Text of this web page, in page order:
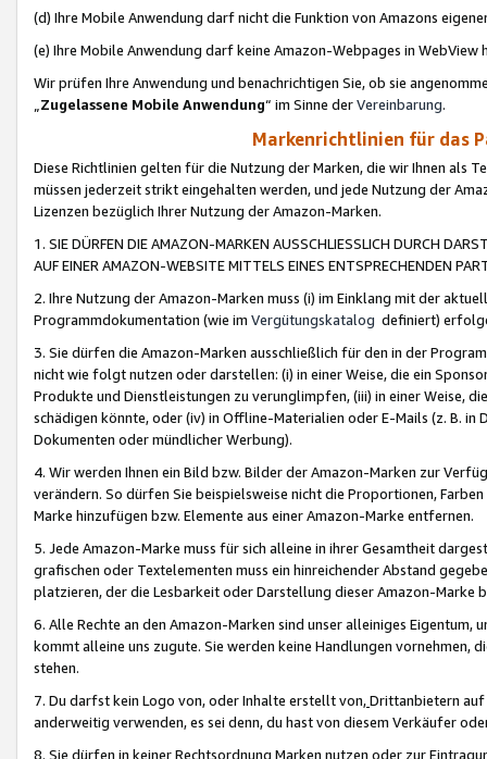
(d) Ihre Mobile Anwendung darf nicht die Funktion von Amazons
(e) Ihre Mobile Anwendung darf keine Amazon-Webpages in WebView
Wir prüfen Ihre Anwendung und benachrichtigen Sie, ob sie
„Zugelassene Mobile Anwendung“ im Sinne derVereinbarung.
Markenrichtlinien für das
Diese Richtlinien gelten für die Nutzung der Marken, die wir Ihnen als
müssen jederzeit strikt eingehalten werden, und jede Nutzung der
Lizenzen bezüglich Ihrer Nutzung der Amazon-Marken.
1. SIE DÜRFEN DIE AMAZON-MARKEN AUSSCHLIESSLICH DURCH
AUF EINER AMAZON-WEBSITE MITTELS EINES ENTSPRECHENDEN
2. Ihre Nutzung der Amazon-Marken muss (i) im Einklang mit der
Programmdokumentation (wie im Vergütungskatalog definiert)
3. Sie dürfen die Amazon-Marken ausschließlich für den in der
nicht wie folgt nutzen oder darstellen: (i) in einer Weise, die ein
Produkte und Dienstleistungen zu verunglimpfen, (iii) in einer Weise,
schädigen könnte, oder (iv) in Offline-Materialien oder E-Mails (z. B. in
Dokumenten oder mündlicher Werbung).
4. Wir werden Ihnen ein Bild bzw. Bilder der Amazon-Marken zur
verändern. So dürfen Sie beispielsweise nicht die Proportionen,
Marke hinzufügen bzw. Elemente aus einer Amazon-Marke entfernen.
5. Jede Amazon-Marke muss für sich alleine in ihrer Gesamtheit
grafischen oder Textelementen muss ein hinreichender Abstand
platzieren, der die Lesbarkeit oder Darstellung dieser Amazon-Marke
6. Alle Rechte an den Amazon-Marken sind unser alleiniges
kommt alleine uns zugute. Sie werden keine Handlungen vornehmen,
stehen.
7. Du darfst kein Logo von, oder Inhalte erstellt von,Drittanbietern auf
anderweitig verwenden, es sei denn, du hast von diesem Verkäufer
8. Sie dürfen in keiner Rechtsordnung Marken nutzen oder zur